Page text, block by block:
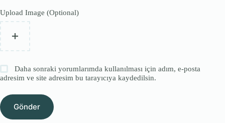
Upload Image (Optional)
Daha sonraki yorumlarımda kullanılması için adım, e-posta
adresim ve site adresim bu tarayıcıya kaydedilsin.
Gönder